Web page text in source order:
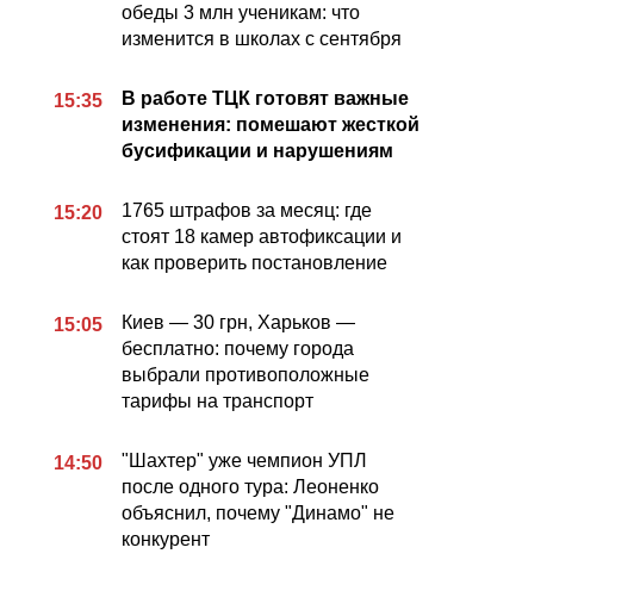
обеды 3 млн ученикам: что
изменится в школах с сентября
15:35
В работе ТЦК готовят важные
изменения: помешают жесткой
бусификации и нарушениям
15:20
1765 штрафов за месяц: где
стоят 18 камер автофиксации и
как проверить постановление
15:05
Киев — 30 грн, Харьков —
бесплатно: почему города
выбрали противоположные
тарифы на транспорт
14:50
"Шахтер" уже чемпион УПЛ
после одного тура: Леоненко
объяснил, почему "Динамо" не
конкурент